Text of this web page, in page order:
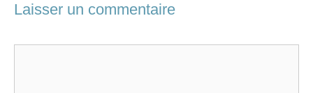
Laisser un commentaire